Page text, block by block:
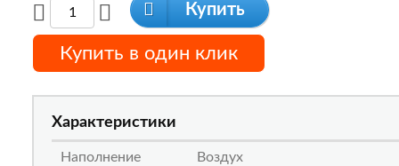
Купить
Купить в один клик
Характеристики
Наполнение Воздух